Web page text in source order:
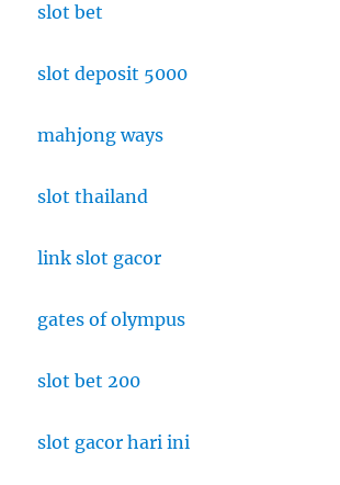
slot bet
slot deposit 5000
mahjong ways
slot thailand
link slot gacor
gates of olympus
slot bet 200
slot gacor hari ini